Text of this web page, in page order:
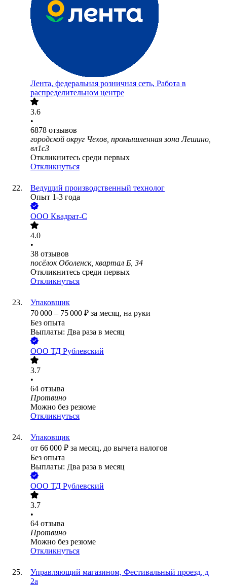
Лента, федеральная розничная сеть, Работа в
распределительном центре
3.6
•
6878 отзывов
городской округ Чехов, промышленная зона Лешино,
вл1с3
Откликнитесь среди первых
Откликнуться
Ведущий производственный технолог
Опыт 1-3 года
ООО Квадрат-С
4.0
•
38 отзывов
посёлок Оболенск, квартал Б, 34
Откликнитесь среди первых
Откликнуться
Упаковщик
70 000 – 75 000 ₽ за месяц, на руки
Без опыта
Выплаты: Два раза в месяц
ООО ТД Рублевский
3.7
•
64 отзыва
Протвино
Можно без резюме
Откликнуться
Упаковщик
от 66 000 ₽ за месяц, до вычета налогов
Без опыта
Выплаты: Два раза в месяц
ООО ТД Рублевский
3.7
•
64 отзыва
Протвино
Можно без резюме
Откликнуться
Управляющий магазином, Фестивальный проезд, д
2а